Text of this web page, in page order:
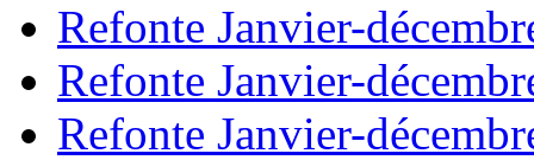
Refonte Janvier-
Refonte Janvier-
Refonte Janvier-